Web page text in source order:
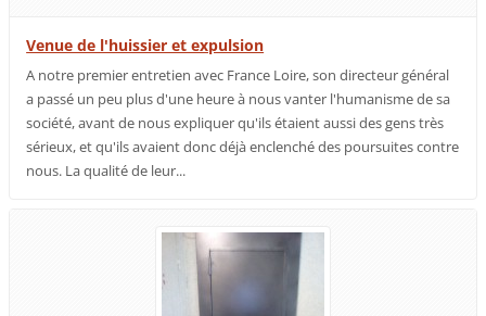
Venue de l'huissier et expulsion
A notre premier entretien avec France Loire, son directeur général
a passé un peu plus d'une heure à nous vanter l'humanisme de sa
société, avant de nous expliquer qu'ils étaient aussi des gens très
sérieux, et qu'ils avaient donc déjà enclenché des poursuites contre
nous. La qualité de leur...